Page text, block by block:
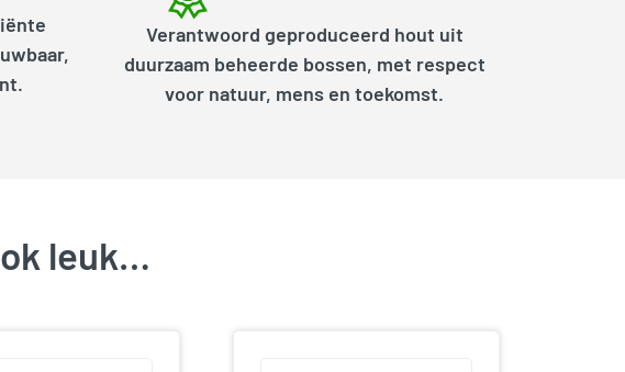
Verantwoord geproduceerd hout uit
duurzaam beheerde bossen, met respect
voor natuur, mens en toekomst.
leuk…